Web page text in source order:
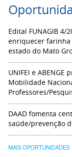
Edital FUNAGIB
enriquecer
estado do Mato
UNIFEI e
Mobilidade
Professores/
DAAD fomenta
saúde/prevenção
MAIS OPORTUNIDADES